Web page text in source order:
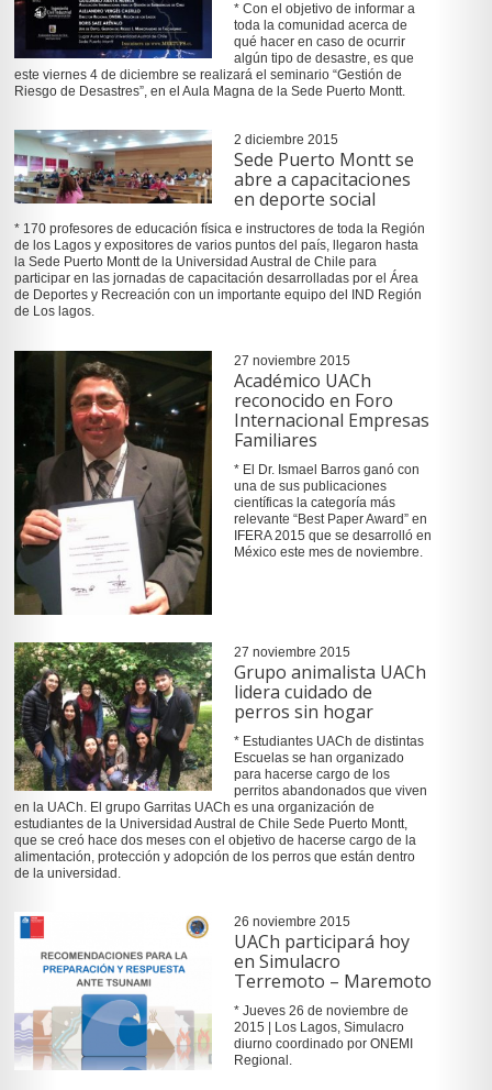
* Con el objetivo de informar a
toda la comunidad acerca de
qué hacer en caso de ocurrir
algún tipo de desastre, es que
este viernes 4 de diciembre se realizará el seminario “Gestión de
Riesgo de Desastres”, en el Aula Magna de la Sede Puerto Montt.
2 diciembre 2015
Sede Puerto Montt se
abre a capacitaciones
en deporte social
* 170 profesores de educación física e instructores de toda la Región
de los Lagos y expositores de varios puntos del país, llegaron hasta
la Sede Puerto Montt de la Universidad Austral de Chile para
participar en las jornadas de capacitación desarrolladas por el Área
de Deportes y Recreación con un importante equipo del IND Región
de Los lagos.
27 noviembre 2015
Académico UACh
reconocido en Foro
Internacional Empresas
Familiares
* El Dr. Ismael Barros ganó con
una de sus publicaciones
científicas la categoría más
relevante “Best Paper Award” en
IFERA 2015 que se desarrolló en
México este mes de noviembre.
27 noviembre 2015
Grupo animalista UACh
lidera cuidado de
perros sin hogar
* Estudiantes UACh de distintas
Escuelas se han organizado
para hacerse cargo de los
perritos abandonados que viven
en la UACh. El grupo Garritas UACh es una organización de
estudiantes de la Universidad Austral de Chile Sede Puerto Montt,
que se creó hace dos meses con el objetivo de hacerse cargo de la
alimentación, protección y adopción de los perros que están dentro
de la universidad.
26 noviembre 2015
UACh participará hoy
en Simulacro
Terremoto – Maremoto
* Jueves 26 de noviembre de
2015 | Los Lagos, Simulacro
diurno coordinado por ONEMI
Regional.